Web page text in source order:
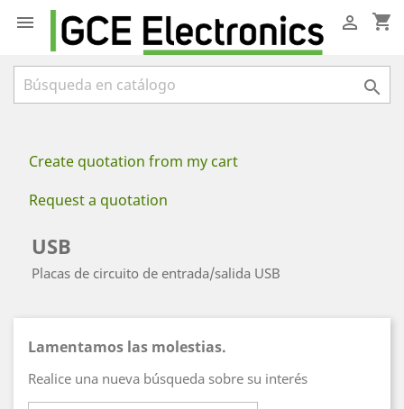
 shopping_cart


Create quotation from my cart
Request a quotation
USB
Placas de circuito de entrada/salida USB
Lamentamos las molestias.
Realice una nueva búsqueda sobre su interés